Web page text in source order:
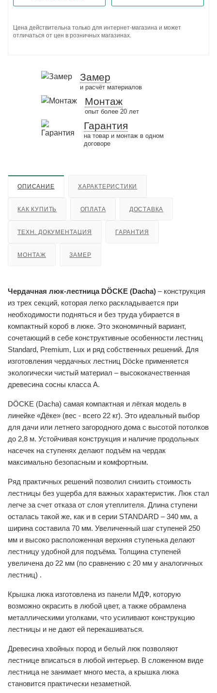
Цена действительна только для интернет-магазина и может
отличаться от цен в розничных магазинах.
Замер
и расчёт материалов
Монтаж
опыт более 20 лет
Гарантия
на товар и монтаж в одном
договоре
ОПИСАНИЕ ХАРАКТЕРИСТИКИ
КАК КУПИТЬ ОПЛАТА ДОСТАВКА
ТЕХН. ДОКУМЕНТАЦИЯ ГАРАНТИЯ
МОНТАЖ ЗАМЕР
Чердачная люк-лестница DӦCKE (Dacha) – конструкция
из трех секций, которая легко раскладывается при
необходимости подняться и без труда убирается в
компактный короб в люке. Это экономичный вариант,
сочетающий в себе конструктивные особенности лестниц
Standard, Premium, Lux и ряд собственных решений. Для
изготовления чердачных лестниц Döcke применяется
экологически чистый материал – высококачественная
древесина сосны класса А.
DӦCKE (Dacha) самая компактная и лёгкая модель в
линейке «Дёке» (вес - всего 22 кг). Это идеальный выбор
для дачи или летнего загородного дома с высотой потолков
до 2,8 м. Устойчивая конструкция и наличие продольных
насечек на ступенях делают подъём на чердак
максимально безопасным и комфортным.
Ряд практичных решений позволил снизить стоимость
лестницы без ущерба для важных характеристик. Люк стал
легче за счет отказа от слоя утеплителя. Длина ступени
осталась такой же, как и в серии STANDARD – 340 мм, а
ширина составила 70 мм. Увеличенный шаг ступеней 250
мм и высоко расположенная верхняя ступенька делают
лестницу удобной для подъёма. Толщина ступеней
увеличена до 22 мм (по сравнению с 20 мм у аналогичных
лестниц) .
Крышка люка изготовлена из панели МДФ, которую
возможно окрасить в любой цвет, а также обрамлена
металлическими уголками, что усиливают конструкцию
лестницы и не дают ей перекашиваться.
Древесина хвойных пород и белый люк позволяют
лестнице вписаться в любой интерьер. В сложенном виде
лестница не занимает много места, а крышка люка
становится практически незаметной.